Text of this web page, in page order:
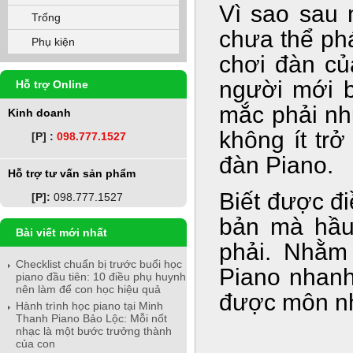
Trống
Phụ kiện
Hỗ trợ Online
Kinh doanh
[P] : 098.777.1527
Hỗ trợ tư vấn sản phẩm
[P]: 098.777.1527
Bài viết mới nhất
Checklist chuẩn bị trước buổi học
piano đầu tiên: 10 điều phụ huynh
nên làm để con học hiệu quả
Hành trình học piano tại Minh
Thanh Piano Bảo Lộc: Mỗi nốt
nhạc là một bước trưởng thành
của con
Vì sao sau
chưa thể
chơi đàn
người mới
mắc phải
không ít
đàn Piano.
Biết được
bản mà
phải.
Piano
được môn